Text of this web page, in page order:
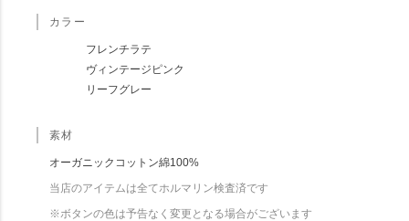
カラー
フレンチラテ
ヴィンテージピンク
リーフグレー
素材
オーガニックコットン綿100%
当店のアイテムは全てホルマリン検査済です
※ボタンの色は予告なく変更となる場合がございます